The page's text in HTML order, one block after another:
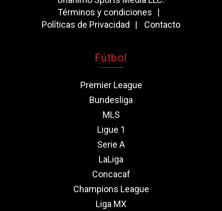
Términos y condiciones
Políticas de Privacidad
Contacto
Fútbol
Premier League
Bundesliga
MLS
Ligue 1
Serie A
LaLiga
Concacaf
Champions League
Liga MX